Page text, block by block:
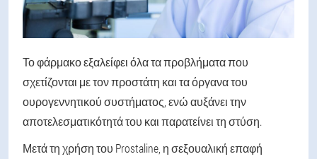
Το φάρμακο εξαλείφει όλα τα προβλήματα που
σχετίζονται με τον προστάτη και τα όργανα του
ουρογεννητικού συστήματος, ενώ αυξάνει την
αποτελεσματικότητά του και παρατείνει τη στύση.
Μετά τη χρήση του Prostaline, η σεξουαλική επαφή